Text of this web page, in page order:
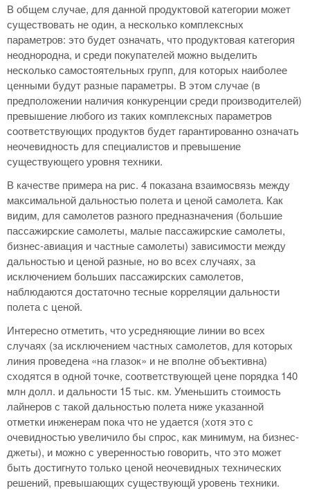
В общем случае, для данной продуктовой категории может
существовать не один, а несколько комплексных
параметров: это будет означать, что продуктовая категория
неоднородна, и среди покупателей можно выделить
несколько самостоятельных групп, для которых наиболее
ценными будут разные параметры. В этом случае (в
предположении наличия конкуренции среди производителей)
превышение любого из таких комплексных параметров
соответствующих продуктов будет гарантированно означать
неочевидность для специалистов и превышение
существующего уровня техники.
В качестве примера на рис. 4 показана взаимосвязь между
максимальной дальностью полета и ценой самолета. Как
видим, для самолетов разного предназначения (большие
пассажирские самолеты, малые пассажирские самолеты,
бизнес-авиация и частные самолеты) зависимости между
дальностью и ценой разные, но во всех случаях, за
исключением больших пассажирских самолетов,
наблюдаются достаточно тесные корреляции дальности
полета с ценой.
Интересно отметить, что усредняющие линии во всех
случаях (за исключением частных самолетов, для которых
линия проведена «на глазок» и не вполне объективна)
сходятся в одной точке, соответствующей цене порядка 140
млн долл. и дальности 15 тыс. км. Уменьшить стоимость
лайнеров с такой дальностью полета ниже указанной
отметки инженерам пока что не удается (хотя это с
очевидностью увеличило бы спрос, как минимум, на бизнес-
джеты), и можно с уверенностью говорить, что это может
быть достигнуто только ценой неочевидных технических
решений, превышающих существующй уровень техники.